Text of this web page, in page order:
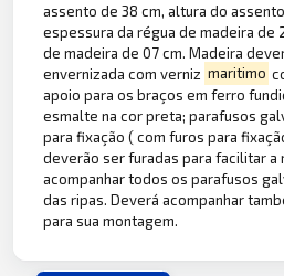
assento de 38 cm, altura do
espessura da régua de madeira de
de madeira de 07 cm. Madeira
envernizada com verniz maritimo
apoio para os braços em ferro
esmalte na cor preta; parafusos
para fixação ( com furos para
deverão ser furadas para facilitar a
acompanhar todos os parafusos
das ripas. Deverá acompanhar
para sua montagem.